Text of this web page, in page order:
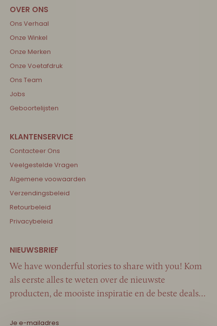
Ons Verhaal
Onze Winkel
Onze Merken
Onze Voetafdruk
Ons Team
Jobs
Geboortelijsten
Contacteer Ons
Veelgestelde Vragen
Algemene voowaarden
Verzendingsbeleid
Retourbeleid
Privacybeleid
We have wonderful stories to share with you! Kom
als eerste alles te weten over de nieuwste
producten, de mooiste inspiratie en de beste deals…